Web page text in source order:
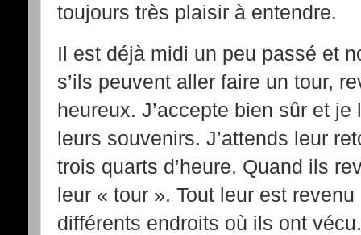
toujours très plaisir à entendre.
Il est déjà midi un peu passé et
s’ils peuvent aller faire un tour,
heureux. J’accepte bien sûr et
leurs souvenirs. J’attends leur
trois quarts d’heure. Quand ils
leur « tour ». Tout leur est
différents endroits où ils ont